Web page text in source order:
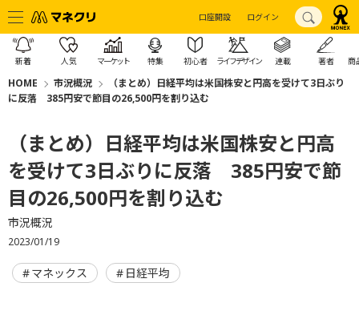
口座開設 ログイン
新着 人気 マーケット 特集 初心者 ライフデザイン 連載 著者 商
HOME 市況概況
（まとめ）日経平均は米国株安と円高を受けて3日ぶり
に反落 385円安で節目の26,500円を割り込む
（まとめ）日経平均は米国株安と円高
を受けて3日ぶりに反落 385円安で節
目の26,500円を割り込む
市況概況
2023/01/19
マネックス 日経平均